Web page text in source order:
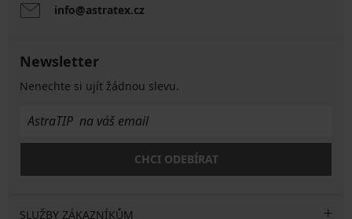
info@astratex.cz
Newsletter
Nenechte si ujít žádnou slevu.
CHCI ODEBÍRAT
SLUŽBY ZÁKAZNÍKŮM